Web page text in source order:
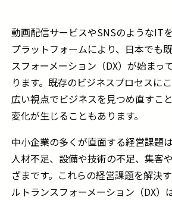
動画配信サービスやSNSのようなIT
プラットフォームにより、日本でも
スフォーメーション（DX）が始まっ
ります。既存のビジネスプロセスに
広い視点でビジネスを見つめ直すこ
変化が生じることもあります。
中小企業の多くが直面する経営課題
人材不足、設備や技術の不足、集客
ざまです。これらの経営課題を解決
ルトランスフォーメーション（DX）